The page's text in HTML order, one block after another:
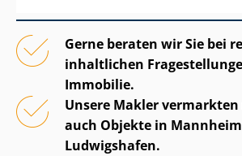
Gerne beraten wir Sie bei
inhaltlichen
Immobilie.
Unsere Makler
auch Objekte in
Ludwigshafen.